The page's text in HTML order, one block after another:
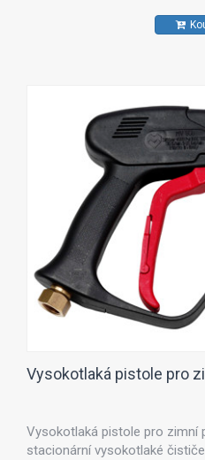
Vysokotlaká pistole pro
Vysokotlaká pistole pro zimní
stacionární vysokotlaké